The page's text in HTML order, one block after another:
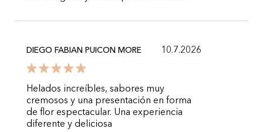
DIEGO FABIAN PUICON MORE 10.7.2026
Helados increíbles, sabores muy
cremosos y una presentación en forma
de flor espectacular. Una experiencia
diferente y deliciosa